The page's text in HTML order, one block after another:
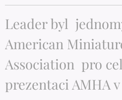
Leader byl
American
Association pro
prezentaci AMHA v